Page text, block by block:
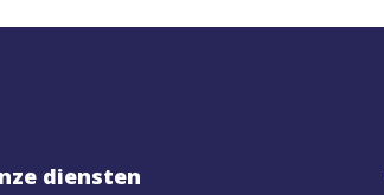
diensten